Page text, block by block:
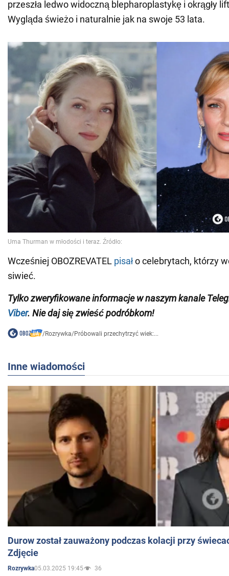
przeszła ledwo widoczną blepharoplastykę i okrągły
Wygląda świeżo i naturalnie jak na swoje 53 lata.
Wcześniej OBOZREVATEL pisało celebrytach, którzy
siwieć.
Tylko zweryfikowane informacje w naszym kanale
Viber. Nie daj się zwieść podróbkom!
/Rozrywka/Próbowali przechytrzyć wiek:...
Inne wiadomości
Durow został zauważony podczas kolacji przy
Zdjęcie
Rozrywka05.03.2025 19:45 36